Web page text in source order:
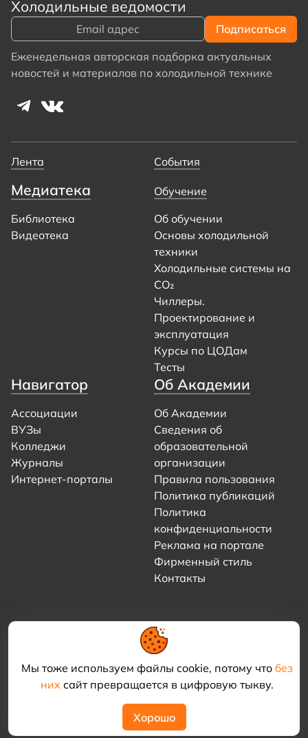
Мы тоже используем файлы cookie, потому что без
нихсайт превращается в цифровую тыкву.
Хорошо
Холодильные ведомости
Еженедельная авторская подборка актуальных
новостей и материалов по холодильной технике
Лента События
Медиатека
Библиотека
Видеотека
Обучение
Об обучении
Основы холодильной
техники
Холодильные системы на
CO₂
Чиллеры.
Проектирование и
эксплуатация
Курсы по ЦОДам
Тесты
Навигатор
Ассоциации
ВУЗы
Колледжи
Журналы
Интернет-порталы
Об Академии
Об Академии
Сведения об
образовательной
организации
Правила пользования
Политика публикаций
Политика
конфиденциальности
Реклама на портале
Фирменный стиль
Контакты
© 2021–2026 «Академия КриоФрост»